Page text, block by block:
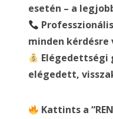
esetén – a
minden kérdésre
Elégedettségi
elégedett,
Kattints a